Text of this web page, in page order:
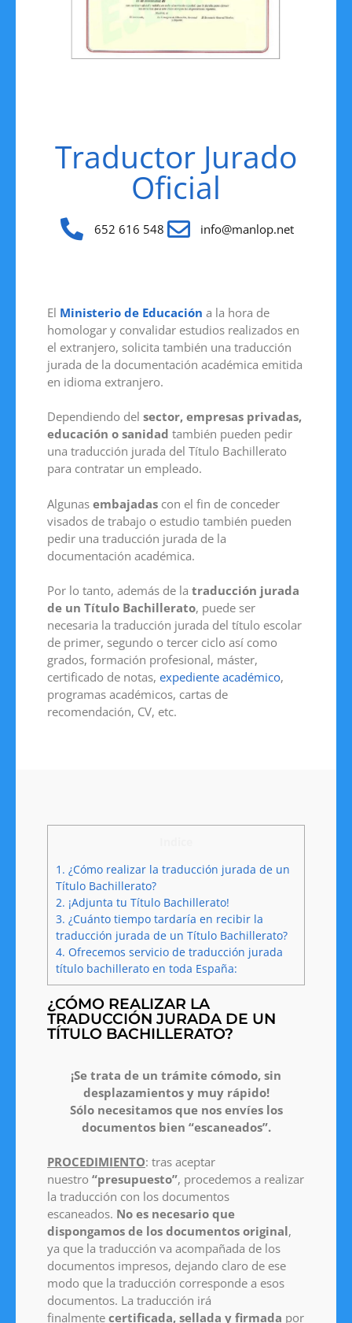
Traductor Jurado
Oficial
652 616 548 info@manlop.net
El Ministerio de Educación a la hora de
homologar y convalidar estudios realizados en
el extranjero, solicita también una traducción
jurada de la documentación académica emitida
en idioma extranjero.
Dependiendo del sector, empresas privadas,
educación o sanidad también pueden pedir
una traducción jurada del Título Bachillerato
para contratar un empleado.
Algunas embajadas con el fin de conceder
visados de trabajo o estudio también pueden
pedir una traducción jurada de la
documentación académica.
Por lo tanto, además de la traducción jurada
de un Título Bachillerato, puede ser
necesaria la traducción jurada del título escolar
de primer, segundo o tercer ciclo así como
grados, formación profesional, máster,
certificado de notas, expediente académico,
programas académicos, cartas de
recomendación, CV, etc.
1. ¿Cómo realizar la traducción jurada de un
Título Bachillerato?
2. ¡Adjunta tu Título Bachillerato!
3. ¿Cuánto tiempo tardaría en recibir la
traducción jurada de un Título Bachillerato?
4. Ofrecemos servicio de traducción jurada
título bachillerato en toda España:
¿CÓMO REALIZAR LA
TRADUCCIÓN JURADA DE UN
TÍTULO BACHILLERATO?
¡Se trata de un trámite cómodo, sin
desplazamientos y muy rápido!
Sólo necesitamos que nos envíes los
documentos bien “escaneados”.
PROCEDIMIENTO: tras aceptar
nuestro “presupuesto”, procedemos a realizar
la traducción con los documentos
escaneados. No es necesario que
dispongamos de los documentos original,
ya que la traducción va acompañada de los
documentos impresos, dejando claro de ese
modo que la traducción corresponde a esos
documentos. La traducción irá
finalmente certificada, sellada y firmada por